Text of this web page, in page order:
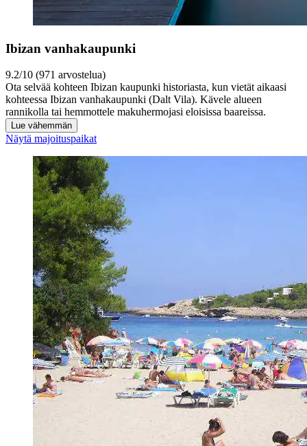
Ibizan vanhakaupunki
9.2/10 (971 arvostelua)
Ota selvää kohteen Ibizan kaupunki historiasta, kun vietät aikaasi
kohteessa Ibizan vanhakaupunki (Dalt Vila). Kävele alueen
rannikolla tai hemmottele makuhermojasi eloisissa baareissa.
Lue vähemmän
Näytä majoituspaikat